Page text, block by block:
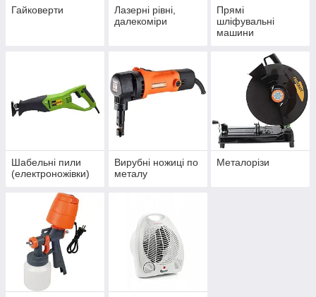
Гайковерти
Лазерні рівні,
далекоміри
Прямі
шліфувальні
машини
Шабельні пили
(електроножівки)
Вирубні ножиці по
металу
Металорізи